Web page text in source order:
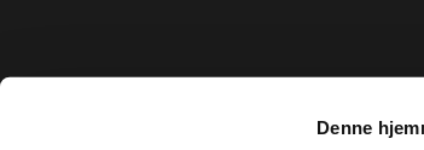
Denne